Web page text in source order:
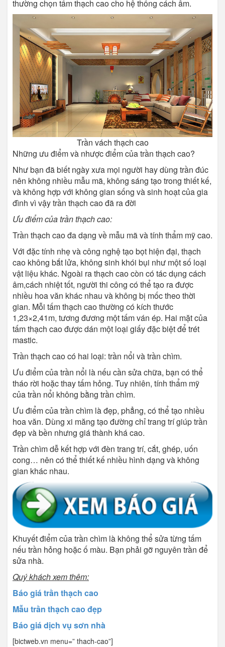
thường chọn tấm thạch cao cho hệ thống cách âm.
Trần vách thạch cao
Những ưu điểm và nhược điểm của trần thạch cao?
Như bạn đã biết ngày xưa mọi người hay dùng trần đúc
nên không nhiều mẫu mã, không sáng tạo trong thiết kế,
và không hợp với không gian sống và sinh hoạt của gia
đình vì vậy trần thạch cao đã ra đời
Ưu điểm của trần thạch cao:
Trần thạch cao đa dạng về mẫu mã và tính thẩm mỹ cao.
Với đặc tính nhẹ và công nghệ tạo bọt hiện đại, thạch
cao không bắt lửa, không sinh khói bụi như một số loại
vật liệu khác. Ngoài ra thạch cao còn có tác dụng cách
âm,cách nhiệt tốt, người thi công có thể tạo ra được
nhiều hoa văn khác nhau và không bị mốc theo thời
gian. Mỗi tấm thạch cao thường có kích thước
1,23×2,41m, tương đương một tấm ván ép. Hai mặt của
tấm thạch cao được dán một loại giấy đặc biệt để trét
mastic.
Trần thạch cao có hai loại: trần nổi và trần chìm.
Ưu điểm của trần nổi là nếu cần sửa chữa, bạn có thể
tháo rời hoặc thay tấm hỏng. Tuy nhiên, tính thẩm mỹ
của trần nổi không bằng trần chìm.
Ưu điểm của trần chìm là đẹp, phẳng, có thể tạo nhiều
hoa văn. Dùng xi măng tạo đường chỉ trang trí giúp trần
đẹp và bền nhưng giá thành khá cao.
Trần chìm dễ kết hợp với đèn trang trí, cắt, ghép, uốn
cong… nên có thể thiết kế nhiều hình dạng và không
gian khác nhau.
Khuyết điểm của trần chìm là không thể sửa từng tấm
nếu trần hỏng hoặc ố màu. Bạn phải gỡ nguyên trần để
sửa nhà.
Quý khách xem thêm:
Báo giá trần thạch cao
Mẫu trần thạch cao đẹp
Báo giá dịch vụ sơn nhà
[bictweb.vn menu=” thach-cao”]